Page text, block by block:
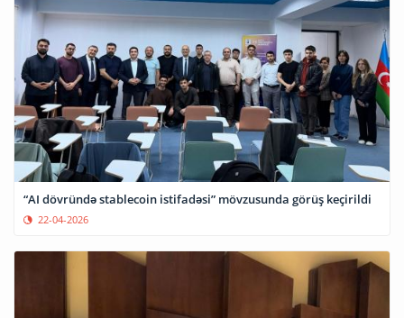
“AI dövründə stablecoin istifadəsi” mövzusunda görüş keçirildi
22-04-2026